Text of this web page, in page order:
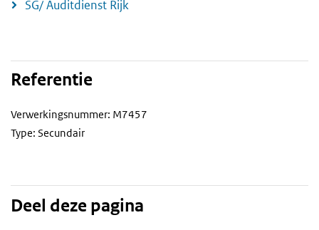
SG/ Auditdienst Rijk
Referentie
Verwerkingsnummer: M7457
Type: Secundair
Deel deze pagina